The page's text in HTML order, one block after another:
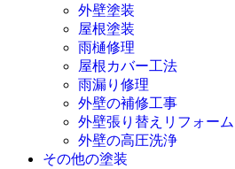
外壁塗装
屋根塗装
雨樋修理
屋根カバー工法
雨漏り修理
外壁の補修工事
外壁張り替えリフォーム
外壁の高圧洗浄
その他の塗装